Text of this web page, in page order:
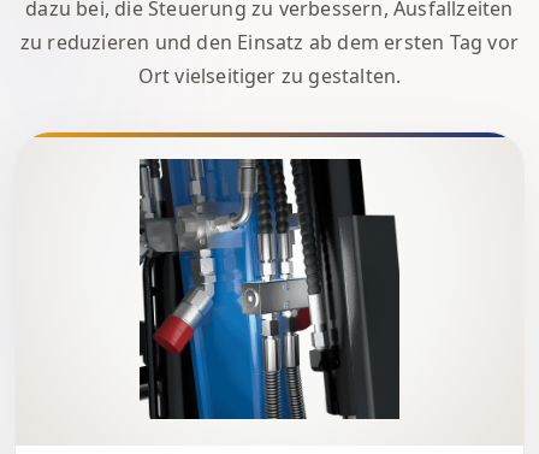
dazu bei, die Steuerung zu verbessern, Ausfallzeiten
zu reduzieren und den Einsatz ab dem ersten Tag vor
Ort vielseitiger zu gestalten.